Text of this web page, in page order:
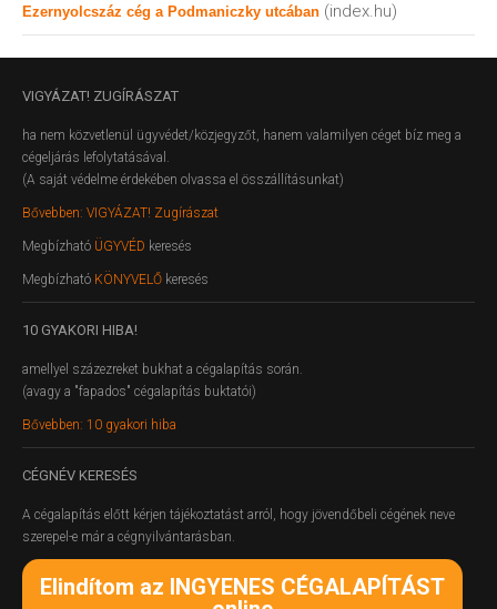
Ezernyolcszáz cég a Podmaniczky utcában (index.hu)
VIGYÁZAT! ZUGÍRÁSZAT
ha nem közvetlenül ügyvédet/közjegyzőt, hanem valamilyen céget bíz meg a
cégeljárás lefolytatásával.
(A saját védelme érdekében olvassa el összállításunkat)
Bővebben: VIGYÁZAT! Zugírászat
Megbízható ÜGYVÉD keresés
Megbízható KÖNYVELŐ keresés
10 GYAKORI HIBA!
amellyel százezreket bukhat a cégalapítás során.
(avagy a "fapados" cégalapítás buktatói)
Bővebben: 10 gyakori hiba
CÉGNÉV KERESÉS
A cégalapítás előtt kérjen tájékoztatást arról, hogy jövendőbeli cégének neve
szerepel-e már a cégnyilvántarásban.
Elindítom az INGYENES CÉGALAPÍTÁST